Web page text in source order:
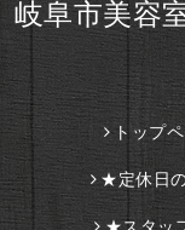
岐阜市美容
トップ
★定休日